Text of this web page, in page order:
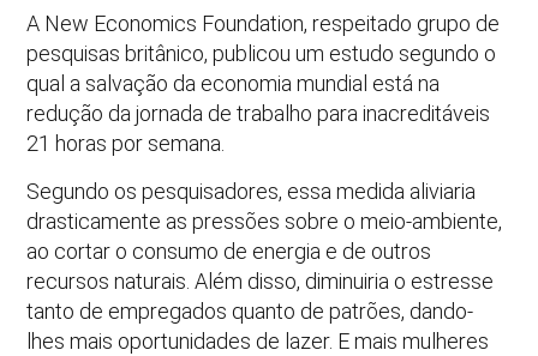
A New Economics Foundation, respeitado grupo de
pesquisas britânico, publicou um estudo segundo o
qual a salvação da economia mundial está na
redução da jornada de trabalho para inacreditáveis
21 horas por semana.
Segundo os pesquisadores, essa medida aliviaria
drasticamente as pressões sobre o meio-ambiente,
ao cortar o consumo de energia e de outros
recursos naturais. Além disso, diminuiria o estresse
tanto de empregados quanto de patrões, dando-
lhes mais oportunidades de lazer. E mais mulheres